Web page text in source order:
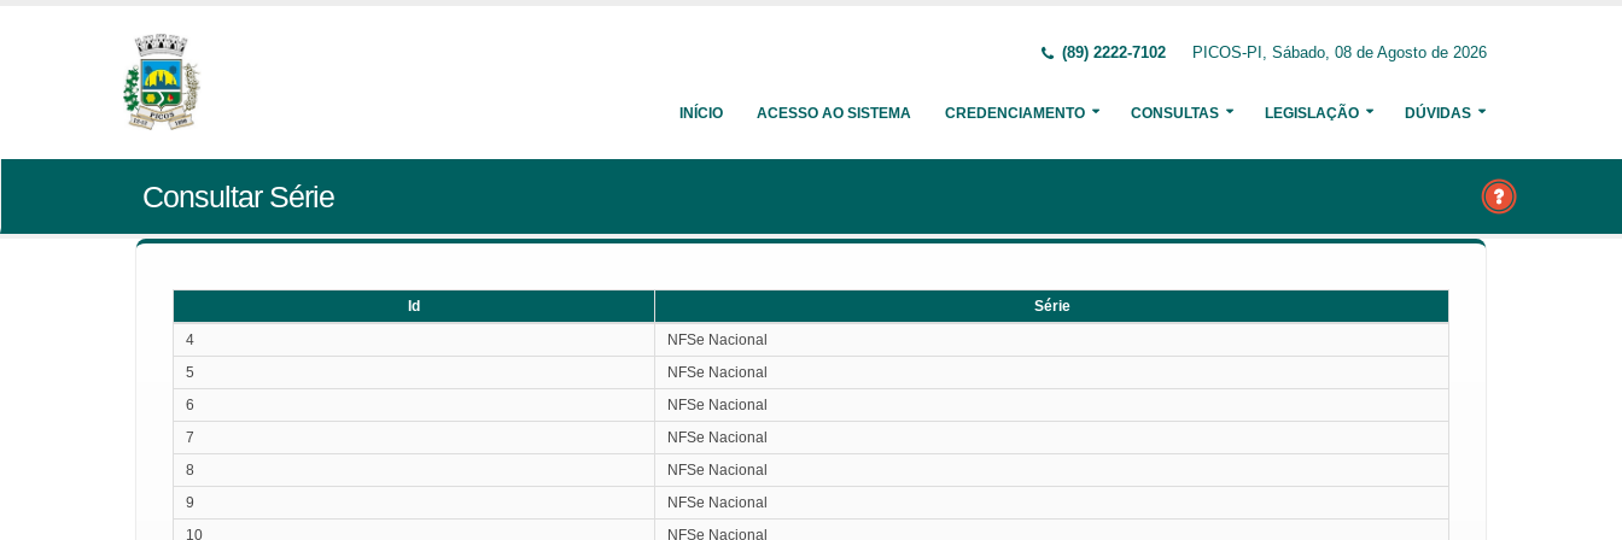
(89) 2222-7102 PICOS-PI, Sábado, 08 de Agosto de 2026
INÍCIO ACESSO AO SISTEMA CREDENCIAMENTO CONSULTAS LEGISLAÇÃO DÚVIDAS
Consultar Série
Id
Série
4
NFSe Nacional
5
NFSe Nacional
6
NFSe Nacional
7
NFSe Nacional
8
NFSe Nacional
9
NFSe Nacional
10
NFSe Nacional